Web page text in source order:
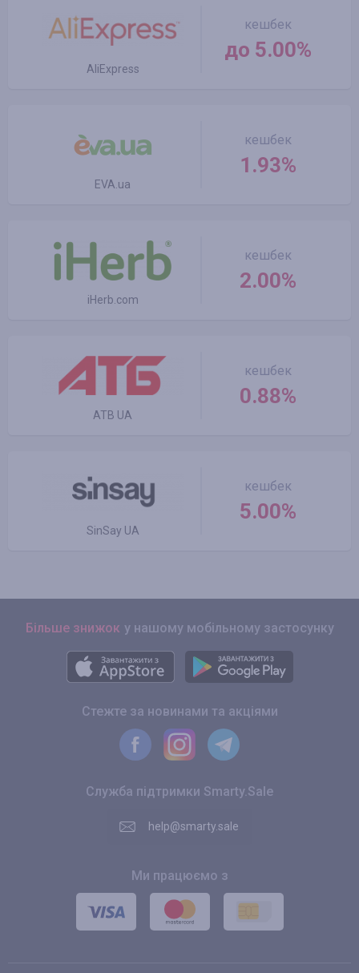
AliExpress
кешбек
до 5.00%
EVA.ua
кешбек
1.93%
iHerb.com
кешбек
2.00%
ATB UA
кешбек
0.88%
SinSay UA
кешбек
5.00%
Більше знижок у нашому мобільному застосунку
Стежте за новинами та акціями
Служба підтримки Smarty.Sale
help@smarty.sale
Ми працюємо з